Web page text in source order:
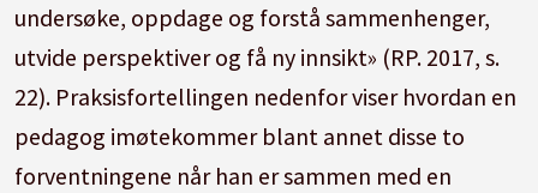
undersøke, oppdage og forstå sammenhenger,
utvide perspektiver og få ny innsikt» (RP. 2017, s.
22). Praksisfortellingen nedenfor viser hvordan en
pedagog imøtekommer blant annet disse to
forventningene når han er sammen med en